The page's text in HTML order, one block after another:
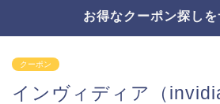
お得なクーポン探しを
クーポン
インヴィディア（